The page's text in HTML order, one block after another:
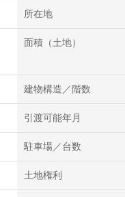
所在地
面積（土地）
建物構造／階数
引渡可能年月
駐車場／台数
土地権利